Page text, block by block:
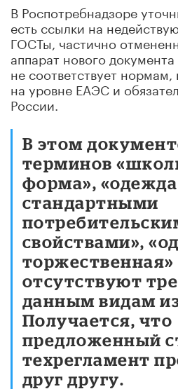
В Роспотребнадзоре
есть ссылки на
ГОСТы, частично
аппарат нового
не соответствует
на уровне ЕАЭС и
России.
В этом
терминов
форма», «одежда
стандартными
свойствами»,
торжественная»
отсутствуют
данным видам
Получается, что
предложенный
техрегламент
друг другу.